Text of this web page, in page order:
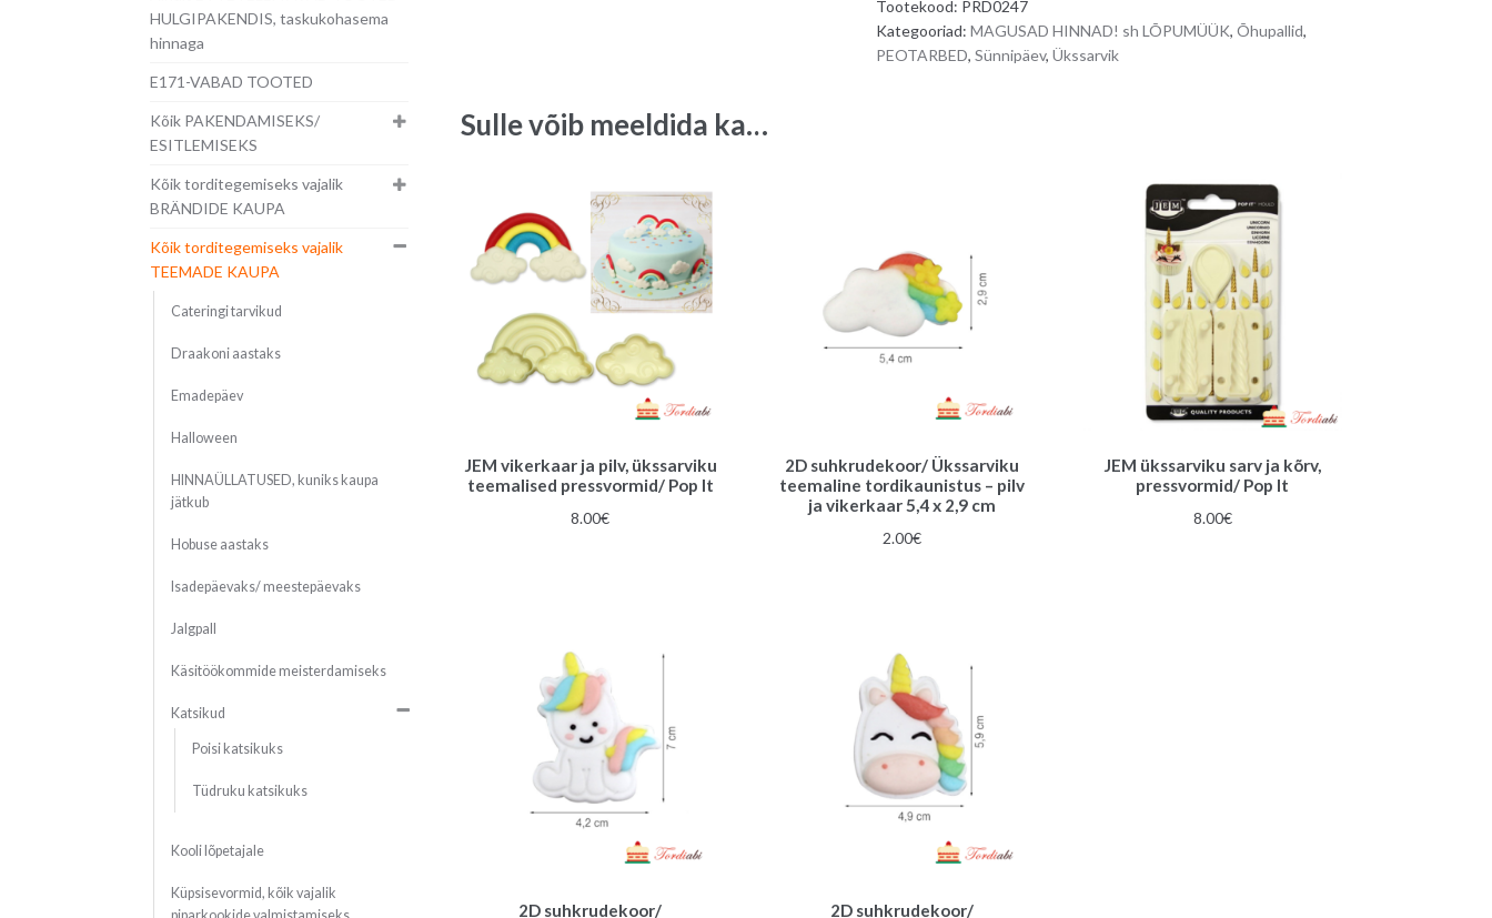
ükssarviku
motiividega,
n
Tootekood: PRD0247
Kategooriad: MAGUSAD HINNAD! sh LÕPUMÜÜK, Õhupallid,
PEOTARBED, Sünnipäev, Ükssarvik
Sulle võib meeldida ka…
JEM vikerkaar ja pilv, ükssarviku
teemalised pressvormid/ Pop It
8.00€
2D suhkrudekoor/ Ükssarviku
teemaline tordikaunistus – pilv
ja vikerkaar 5,4 x 2,9 cm
2.00€
JEM ükssarviku sarv ja kõrv,
pressvormid/ Pop It
8.00€
2D suhkrudekoor/
2D suhkrudekoor/
HULGIPAKENDIS, taskukohasema
hinnaga
E171-VABAD TOOTED
Kõik PAKENDAMISEKS/
ESITLEMISEKS
Kõik torditegemiseks vajalik
BRÄNDIDE KAUPA
Kõik torditegemiseks vajalik
TEEMADE KAUPA
Cateringi tarvikud
Draakoni aastaks
Emadepäev
Halloween
HINNAÜLLATUSED, kuniks kaupa
jätkub
Hobuse aastaks
Isadepäevaks/ meestepäevaks
Jalgpall
Käsitöökommide meisterdamiseks
Katsikud
Poisi katsikuks
Tüdruku katsikuks
Kooli lõpetajale
Küpsisevormid, kõik vajalik